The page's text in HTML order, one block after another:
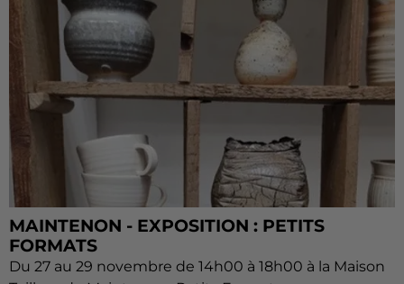
MAINTENON - EXPOSITION : PETITS
FORMATS
Du 27 au 29 novembre de 14h00 à 18h00 à la Maison